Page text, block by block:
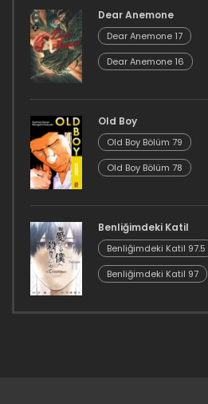
Dear Anemone
Dear Anemone 17
Dear Anemone 16
Old Boy
Old Boy Bölüm 79
Old Boy Bölüm 78
Benliğimdeki Katil
Benliğimdeki Katil 97.5
Benliğimdeki Katil 97